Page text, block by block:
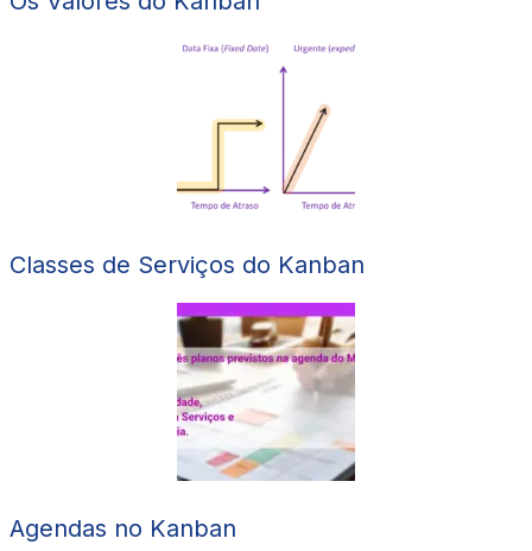
Classes de Serviços do Kanban
Agendas no Kanban